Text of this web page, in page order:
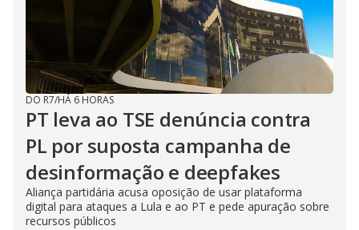
DO R7/HÁ 6 HORAS
PT leva ao TSE denúncia contra
PL por suposta campanha de
desinformação e deepfakes
Aliança partidária acusa oposição de usar plataforma
digital para ataques a Lula e ao PT e pede apuração sobre
recursos públicos